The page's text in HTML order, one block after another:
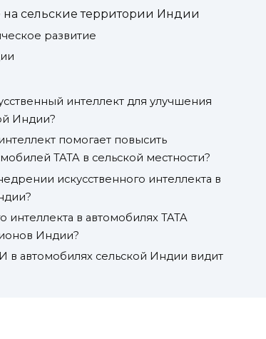
сельские территории Индии
развитие
интеллект для улучшения
Индии?
помогает повысить
TATA в сельской местности?
искусственного интеллекта в
в автомобилях TATA
Индии?
в автомобилях сельской Индии видит